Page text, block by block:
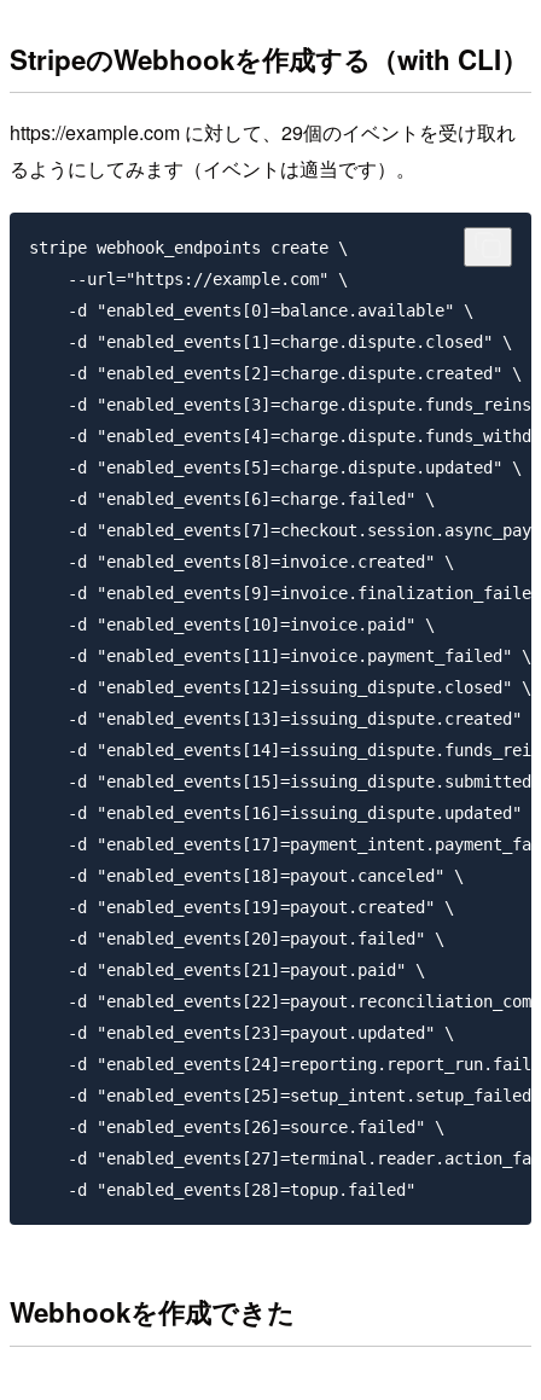
StripeのWebhookを作成する（with CLI）
https://example.com に対して、29個のイベントを受け取れ
るようにしてみます（イベントは適当です）。
stripe webhook_endpoints create \
    --url="https://example.com" \
    -d "enabled_events[0]=balance.available" \
    -d "enabled_events[1]=charge.dispute.closed" \
    -d "enabled_events[2]=charge.dispute.created" \
-d
-d
    -d "enabled_events[5]=charge.dispute.updated" \
    -d "enabled_events[6]=charge.failed" \
-d
    -d "enabled_events[8]=invoice.created" \
-d
    -d "enabled_events[10]=invoice.paid" \
    -d "enabled_events[11]=invoice.payment_failed" \
    -d "enabled_events[12]=issuing_dispute.closed" \
    -d "enabled_events[13]=issuing_dispute.created" \
-d
-d
    -d "enabled_events[16]=issuing_dispute.updated" \
-d
    -d "enabled_events[18]=payout.canceled" \
    -d "enabled_events[19]=payout.created" \
    -d "enabled_events[20]=payout.failed" \
    -d "enabled_events[21]=payout.paid" \
-d
    -d "enabled_events[23]=payout.updated" \
-d
-d
    -d "enabled_events[26]=source.failed" \
-d
Webhookを作成できた